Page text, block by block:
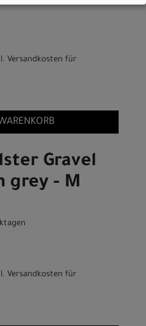
Versandkosten für
Gravel
grey - M
Versandkosten für